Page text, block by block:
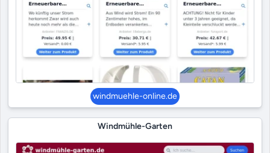
windmuehle-online.de
Windmühle-Garten